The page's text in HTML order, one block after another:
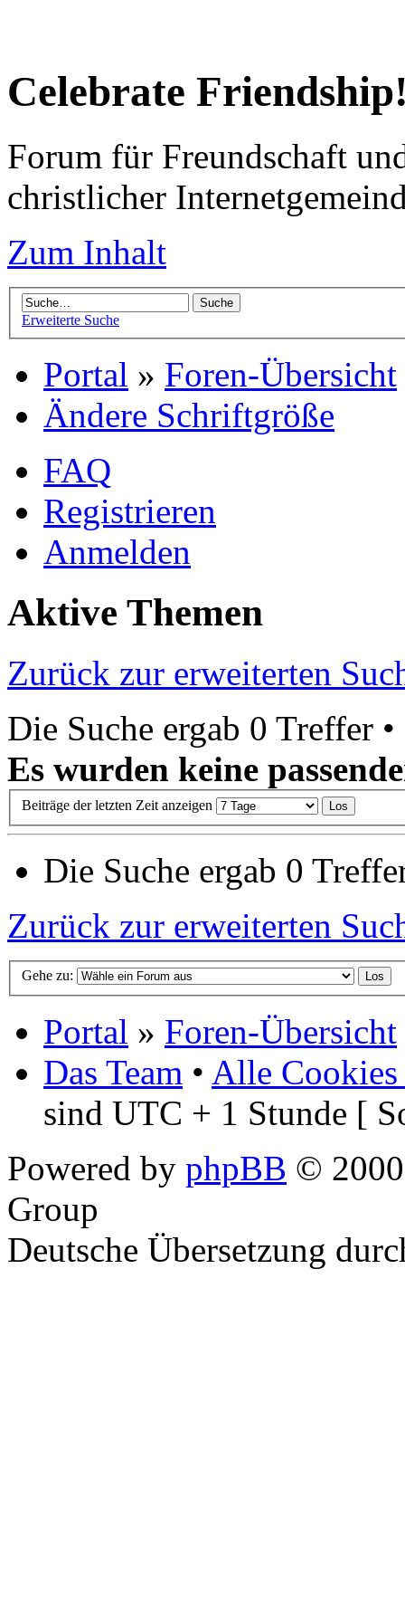
Celebrate
Forum für Freundschaft
christlicher
Zum Inhalt
Erweiterte Suche
Portal » Foren-Übersicht
Ändere Schriftgröße
FAQ
Registrieren
Anmelden
Aktive Themen
Zurück zur erweiterten
Die Suche ergab 0 Treffer
Es wurden keine
Beiträge der letzten Zeit anzeigen
Die Suche ergab 0
Zurück zur erweiterten
Gehe zu:
Portal » Foren-Übersicht
Das Team • Alle Cookies
sind UTC + 1 Stunde [
Powered by phpBB ©
Group
Deutsche Übersetzung